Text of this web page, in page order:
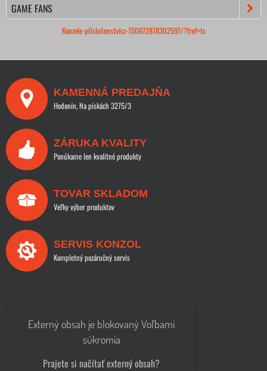
GAME FANS
Konzole-příslušenstvícz-150672878302597/?fref=ts
KAMENNÁ PREDAJŇA
Hodonín, Na pískách 3275/3
ZÁRUKA KVALITY
Ponúkame len kvalitné produkty
TOVAR SKLADOM
Veľky výber produktov
SERVIS KONZOL
Kompletný pozáručný servis
Externý obsah je blokovaný Voľbami
súkromia
Prajete si načítať externý obsah?